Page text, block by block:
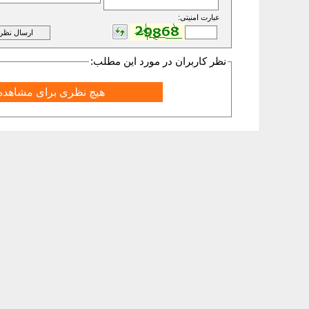
عبارت امنیتی:
نظر کاربران در مورد این مطلب:
هیچ نظری برای مشاهده